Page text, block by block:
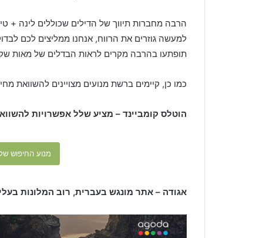
הרבה מחברות תיווך של הדילים שכוללים לינה +
למעשה גוזרים את הרווח, אנחנו ממליצים לכם
תופתעו בהרבה מקרים לראות הבדלים של מאות
כמו כן, קיימים ברשת מנועים מצויינים להשוואת
הוטלס קומביינד – מציע שלל אפשרויות
מנוע החיפוש
אגודה – אתר מונגש בעברית, רוב המלונות